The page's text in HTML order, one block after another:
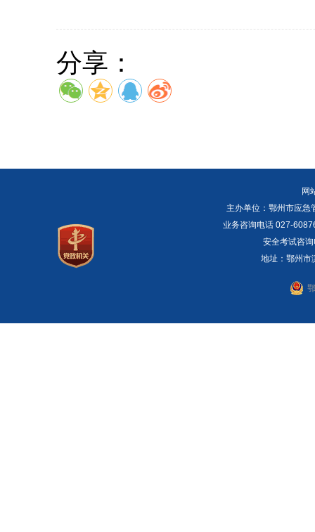
分享：
网
主办单位：鄂州市应
业务咨询电话 027-
安全考试咨
地址：鄂州市